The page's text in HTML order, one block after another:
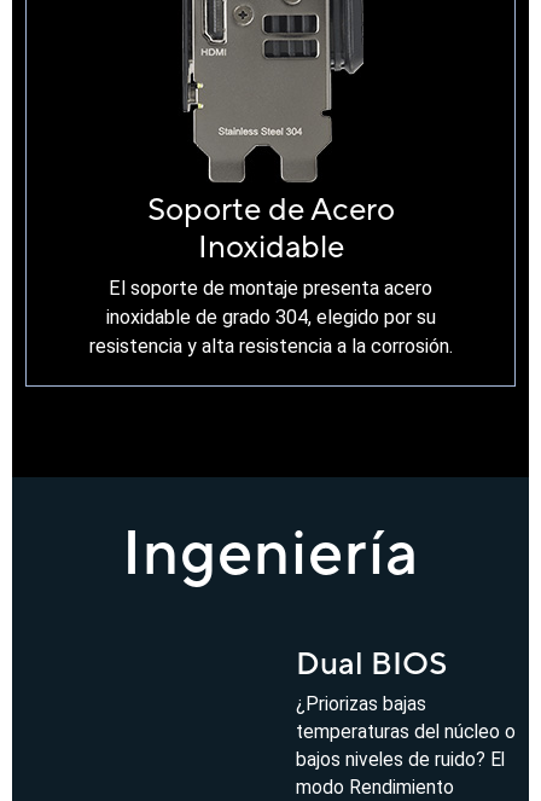
Soporte de Acero
Inoxidable
El soporte de montaje presenta acero
inoxidable de grado 304, elegido por su
resistencia y alta resistencia a la corrosión.
Ingeniería
Dual BIOS
¿Priorizas bajas
temperaturas del núcleo o
bajos niveles de ruido? El
modo Rendimiento